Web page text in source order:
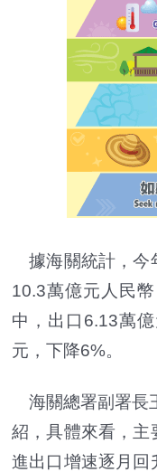
據海關統計，今
10.3萬億元人民
中，出口6.13萬
元，下降6%。
海關總署副署長
紹，具體來看，主
進出口增速逐月回